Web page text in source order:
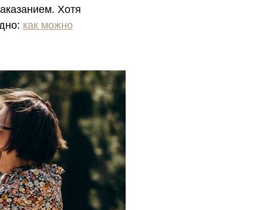
Хотя
как можно